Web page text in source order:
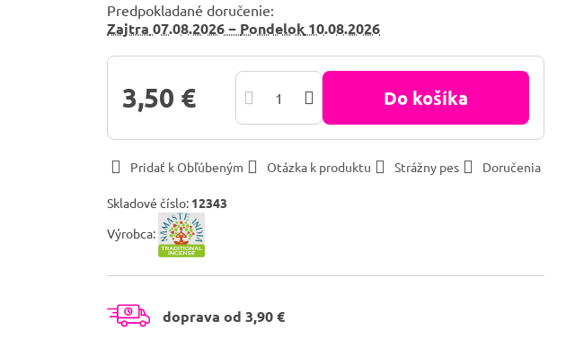
Predpokladané doručenie:
Zajtra 07.08.2026 − Pondelok 10.08.2026
3,50 € Do košíka
Pridať k Obľúbeným Otázka k produktu Strážny pes Doručenia
Skladové číslo: 12343
Výrobca:
doprava od 3,90 €